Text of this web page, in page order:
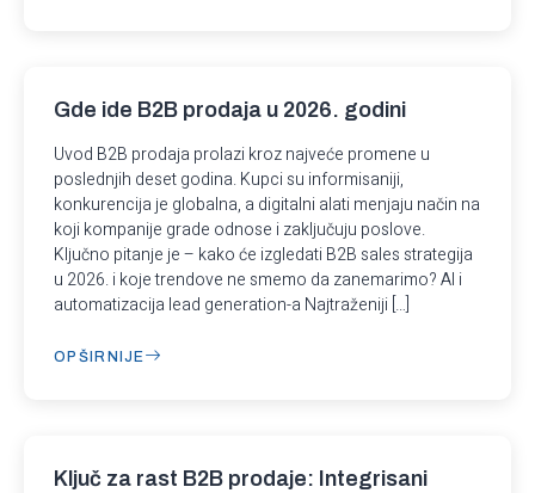
Gde ide B2B prodaja u 2026. godini
Uvod B2B prodaja prolazi kroz najveće promene u
poslednjih deset godina. Kupci su informisaniji,
konkurencija je globalna, a digitalni alati menjaju način na
koji kompanije grade odnose i zaključuju poslove.
Ključno pitanje je – kako će izgledati B2B sales strategija
u 2026. i koje trendove ne smemo da zanemarimo? AI i
automatizacija lead generation-a Najtraženiji […]
OPŠIRNIJE
Ključ za rast B2B prodaje: Integrisani